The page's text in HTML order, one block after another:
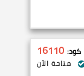
كود: 16110
متاحة الآن